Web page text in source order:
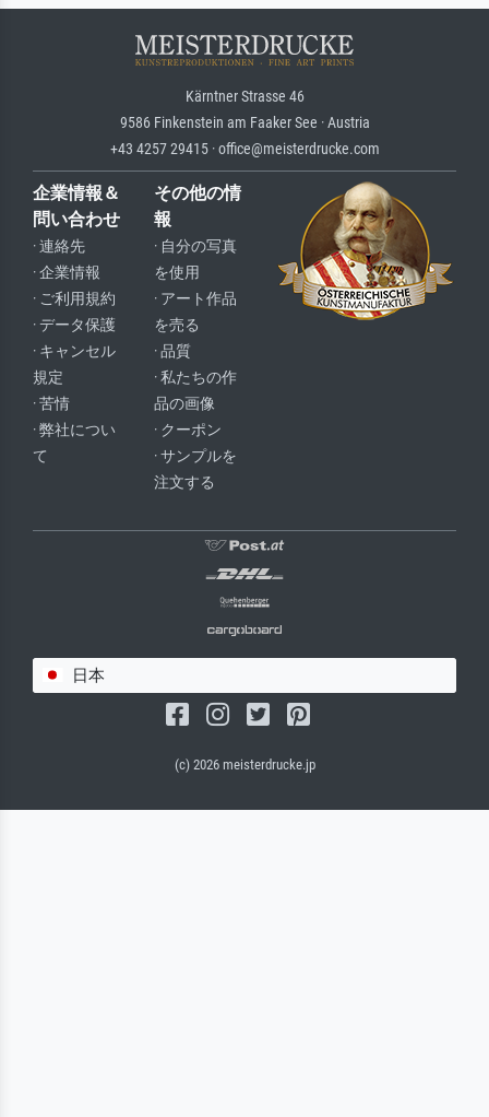
Kärntner Strasse 46
9586 Finkenstein am Faaker See · Austria
+43 4257 29415 · office@meisterdrucke.com
企業情報＆
問い合わせ
· 連絡先
· 企業情報
· ご利用規約
· データ保護
· キャンセル
規定
· 苦情
· 弊社につい
て
その他の情
報
· 自分の写真
を使用
· アート作品
を売る
· 品質
· 私たちの作
品の画像
· クーポン
· サンプルを
注文する
日本
(c) 2026 meisterdrucke.jp